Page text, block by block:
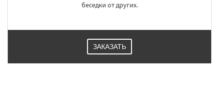
беседки от других.
ЗАКАЗАТЬ